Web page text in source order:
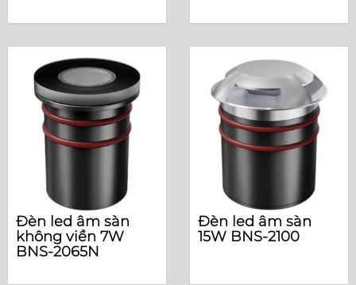
Đèn led âm sàn
không viền 7W
BNS-2065N
Đèn led âm sàn
15W BNS-2100